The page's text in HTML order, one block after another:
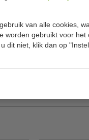
van alle cookies,
worden gebruikt voor het
dit niet, klik dan op
het
Model
Lengte